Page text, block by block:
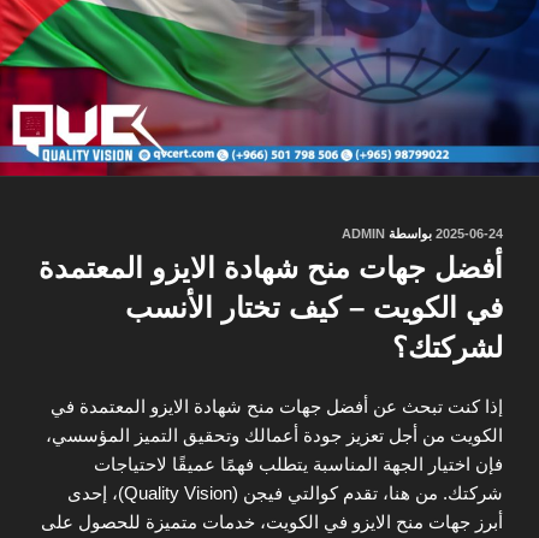
نُشر
في
2025-06-24 بواسطة ADMIN
أفضل جهات منح شهادة الايزو المعتمدة
في الكويت – كيف تختار الأنسب
لشركتك؟
إذا كنت تبحث عن أفضل جهات منح شهادة الايزو المعتمدة في
الكويت من أجل تعزيز جودة أعمالك وتحقيق التميز المؤسسي،
فإن اختيار الجهة المناسبة يتطلب فهمًا عميقًا لاحتياجات
شركتك. من هنا، تقدم كوالتي فيجن (Quality Vision)، إحدى
أبرز جهات منح الايزو في الكويت، خدمات متميزة للحصول على